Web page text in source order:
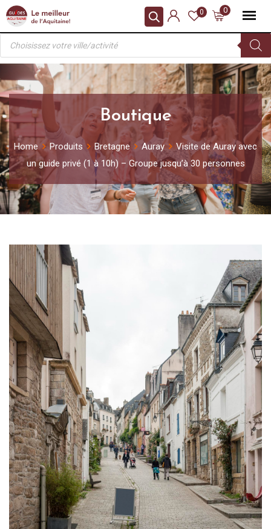
Skip
content
0
0
Recherche
produits
Boutique
Home Produits Bretagne Auray
Visite de Auray avec
un guide privé (1 à 10h) – Groupe jusqu’à 30 personnes